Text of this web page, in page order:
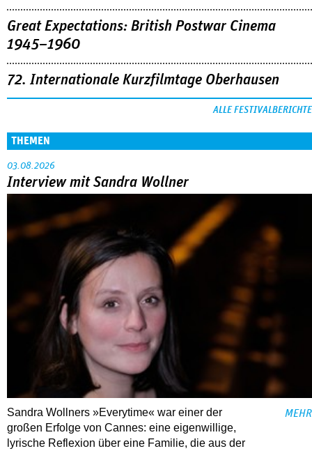
Great Expectations: British Postwar Cinema
1945–1960
72. Internationale Kurzfilmtage Oberhausen
ALLE FESTIVALBERICHTE
THEMEN
03.08.2026
Interview mit Sandra Wollner
Sandra Wollners »Everytime« war einer der
großen Erfolge von Cannes: eine eigenwillige,
lyrische Reflexion über eine ­Familie, die aus der
MEHR